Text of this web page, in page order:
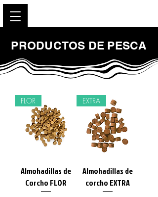
PRODUCTOS DE PESCA
FLOR
Almohadillas de
Corcho FLOR
EXTRA
Almohadillas de
corcho EXTRA